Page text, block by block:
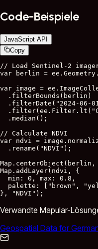
Code-Beispiele
JavaScript API
Copy
// Load Sentinel-2
var berlin =
var image =
  .filterBounds(berlin)
.filterDate("2024-06-
  .median();
// Calculate NDVI
var ndvi =
  .rename("NDVI");
Map.centerObject(berlin,
Map.addLayer(ndvi, {
  min: 0, max: 0.8,
palette: ["brown",
}, "NDVI");
Verwandte Mapular-
Geospatial Data for